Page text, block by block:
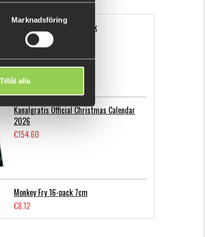
Marknadsföring
Tillåt alla
Flatnose Mini 9cm, 10-pack
€12.68
Kanalgratis Official Christmas Calendar
2026
€154.60
Monkey Fry 16-pack 7cm
€8.12